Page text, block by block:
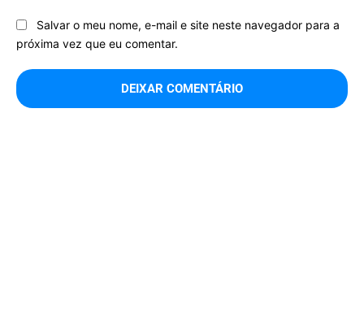
Salvar o meu nome, e-mail e site neste navegador para a
próxima vez que eu comentar.